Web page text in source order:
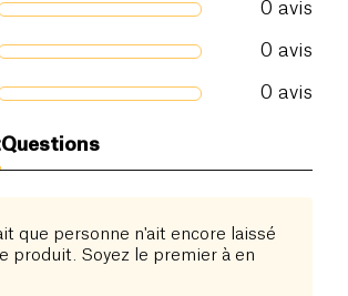
0 avis
0 avis
0 avis
Questions
que personne n'ait encore laissé
produit. Soyez le premier à en